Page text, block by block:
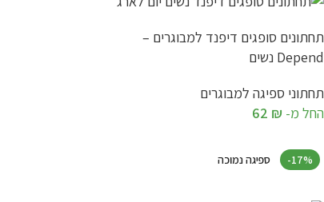
-17% ספיגה נמוכה
תחתונים סופגים דיפנד למבוגרים –
Depend נשים
תחתוני ספיגה למבוגרים
החל מ-
62 ₪